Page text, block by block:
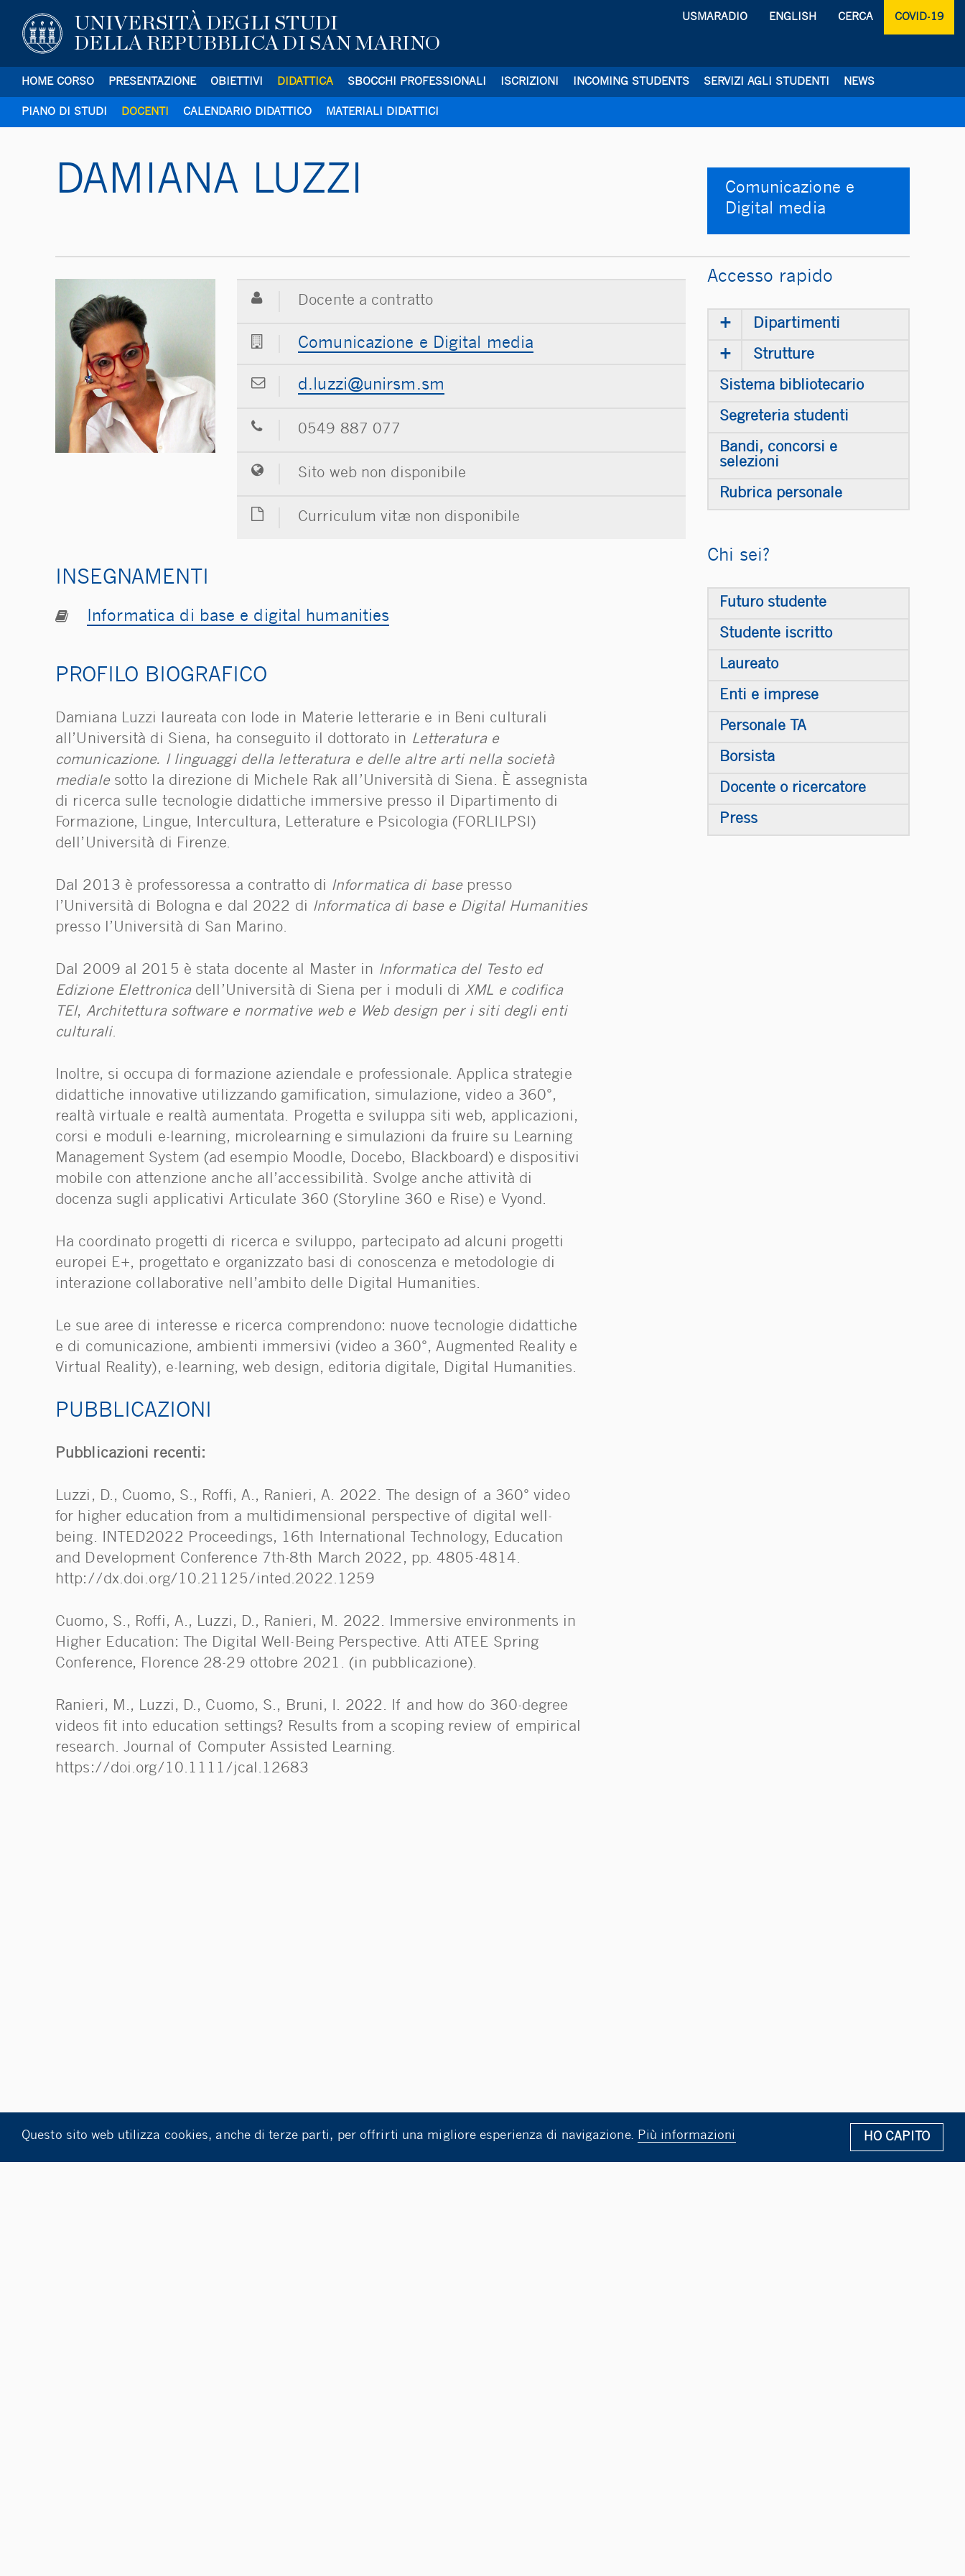
HO CAPITO
Questo sito web utilizza cookies, anche di terze parti, per offrirti una migliore esperienza di navigazione. Più informazioni
UNIVERSITÀ DEGLI STUDI
DELLA REPUBBLICA DI SAN MARINO
COVID-19
CERCA
ENGLISH
USMARADIO
HOME CORSO PRESENTAZIONE OBIETTIVI DIDATTICA
PIANO DI STUDI DOCENTI CALENDARIO DIDATTICO MATERIALI DIDATTICI
SBOCCHI PROFESSIONALI ISCRIZIONI INCOMING STUDENTS SERVIZI AGLI STUDENTI NEWS
CONTATTI
DAMIANA LUZZI
Comunicazione e
Digital media
Docente a contratto
Comunicazione e Digital media
ms.msrinu@izzul.d
0549 887 077
Sito web non disponibile
Curriculum vitæ non disponibile
INSEGNAMENTI
Informatica di base e digital humanities
PROFILO BIOGRAFICO
Damiana Luzzi laureata con lode in Materie letterarie e in Beni culturali
all’Università di Siena, ha conseguito il dottorato in Letteratura e
comunicazione. I linguaggi della letteratura e delle altre arti nella società
medialesotto la direzione di Michele Rak all’Università di Siena. È assegnista
di ricerca sulle tecnologie didattiche immersive presso il Dipartimento di
Formazione, Lingue, Intercultura, Letterature e Psicologia (FORLILPSI)
dell’Università di Firenze.
Dal 2013 è professoressa a contratto di Informatica di basepresso
l’Università di Bologna e dal 2022 di Informatica di base e Digital Humanities
presso l’Università di San Marino.
Dal 2009 al 2015 è stata docente al Master in Informatica del Testo ed
Edizione Elettronicadell’Università di Siena per i moduli di XML e codifica
TEI, Architettura software e normative web e Web design per i siti degli enti
culturali.
Inoltre, si occupa di formazione aziendale e professionale. Applica strategie
didattiche innovative utilizzando gamification, simulazione, video a 360°,
realtà virtuale e realtà aumentata. Progetta e sviluppa siti web, applicazioni,
corsi e moduli e-learning, microlearning e simulazioni da fruire su Learning
Management System (ad esempio Moodle, Docebo, Blackboard) e dispositivi
mobile con attenzione anche all’accessibilità. Svolge anche attività di
docenza sugli applicativi Articulate 360 (Storyline 360 e Rise) e Vyond.
Ha coordinato progetti di ricerca e sviluppo, partecipato ad alcuni progetti
europei E+, progettato e organizzato basi di conoscenza e metodologie di
interazione collaborative nell’ambito delle Digital Humanities.
Le sue aree di interesse e ricerca comprendono: nuove tecnologie didattiche
e di comunicazione, ambienti immersivi (video a 360°, Augmented Reality e
Virtual Reality), e-learning, web design, editoria digitale, Digital Humanities.
PUBBLICAZIONI
Pubblicazioni recenti:
Luzzi, D., Cuomo, S., Roffi, A., Ranieri, A. 2022. The design of a 360° video
for higher education from a multidimensional perspective of digital well-
being. INTED2022 Proceedings, 16th International Technology, Education
and Development Conference 7th-8th March 2022, pp. 4805-4814.
http://dx.doi.org/10.21125/inted.2022.1259
Cuomo, S., Roffi, A., Luzzi, D., Ranieri, M. 2022. Immersive environments in
Higher Education: The Digital Well-Being Perspective. Atti ATEE Spring
Conference, Florence 28-29 ottobre 2021. (in pubblicazione).
Ranieri, M., Luzzi, D., Cuomo, S., Bruni, I. 2022. If and how do 360-degree
videos fit into education settings? Results from a scoping review of empirical
research. Journal of Computer Assisted Learning.
https://doi.org/10.1111/jcal.12683
Accesso rapido
+ Dipartimenti
+ Strutture
Sistema bibliotecario
Segreteria studenti
Bandi, concorsi e
selezioni
Rubrica personale
Chi sei?
Futuro studente
Studente iscritto
Laureato
Enti e imprese
Personale TA
Borsista
Docente o ricercatore
Press
BANDO DI CONCORSO PER N. 1 TUTOR D’AULA E DI SUPPORTO ALLE ATTIVITA’ DIDATTICHE BLOCKCHAIN E CRIPTOVALUTE AL CENTRO DEI